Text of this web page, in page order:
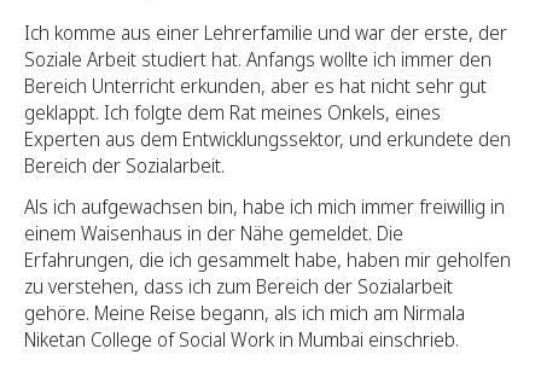
Ich komme aus einer Lehrerfamilie und war der erste, der
Soziale Arbeit studiert hat. Anfangs wollte ich immer den
Bereich Unterricht erkunden, aber es hat nicht sehr gut
geklappt. Ich folgte dem Rat meines Onkels, eines
Experten aus dem Entwicklungssektor, und erkundete den
Bereich der Sozialarbeit.
Als ich aufgewachsen bin, habe ich mich immer freiwillig in
einem Waisenhaus in der Nähe gemeldet. Die
Erfahrungen, die ich gesammelt habe, haben mir geholfen
zu verstehen, dass ich zum Bereich der Sozialarbeit
gehöre. Meine Reise begann, als ich mich am Nirmala
Niketan College of Social Work in Mumbai einschrieb.